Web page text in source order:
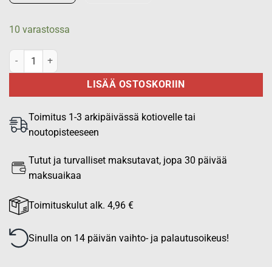
10 varastossa
TURVALLISUUSPÄÄLLIKKÖ rintamerkki, oranssi määrä
LISÄÄ OSTOSKORIIN
Toimitus 1-3 arkipäivässä kotiovelle tai
noutopisteeseen
Tutut ja turvalliset maksutavat, jopa 30 päivää
maksuaikaa
Toimituskulut alk. 4,96 €
Sinulla on 14 päivän vaihto- ja palautusoikeus!